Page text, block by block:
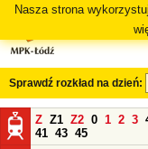
Nasza strona
Sprawdź rozkład na dzień:
Z Z1 Z2 0 1 2 3
41 43 45